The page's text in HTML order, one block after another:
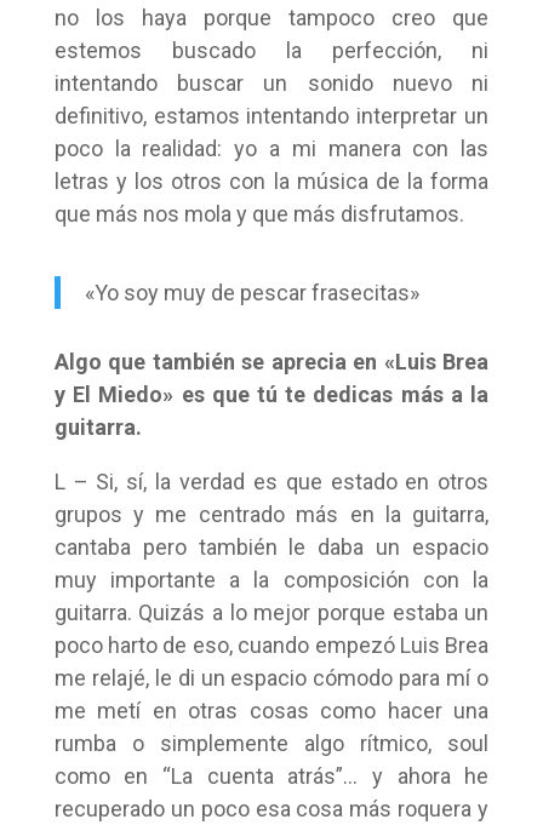
no los haya porque tampoco creo que
estemos buscado la perfección, ni
intentando buscar un sonido nuevo ni
definitivo, estamos intentando interpretar un
poco la realidad: yo a mi manera con las
letras y los otros con la música de la forma
que más nos mola y que más disfrutamos.
«Yo soy muy de pescar frasecitas»
Algo que también se aprecia en «Luis Brea
y El Miedo» es que tú te dedicas más a la
guitarra.
L – Si, sí, la verdad es que estado en otros
grupos y me centrado más en la guitarra,
cantaba pero también le daba un espacio
muy importante a la composición con la
guitarra. Quizás a lo mejor porque estaba un
poco harto de eso, cuando empezó Luis Brea
me relajé, le di un espacio cómodo para mí o
me metí en otras cosas como hacer una
rumba o simplemente algo rítmico, soul
como en “La cuenta atrás”… y ahora he
recuperado un poco esa cosa más roquera y